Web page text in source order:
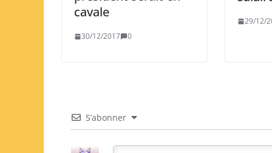
cavale
30/12/2017 0
29/12/
S’abonner